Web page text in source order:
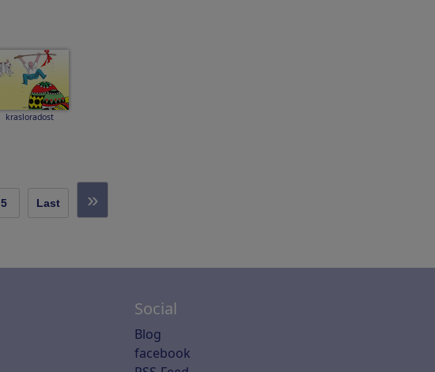
krasloradost
5 Last »
Social
Blog
facebook